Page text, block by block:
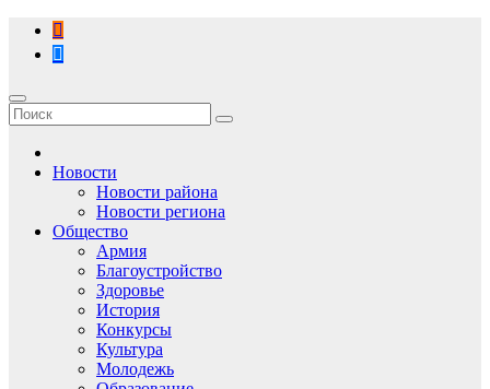
Перейти
содержимому
Новости
Новости района
Новости региона
Общество
Армия
Благоустройство
Здоровье
История
Конкурсы
Культура
Молодежь